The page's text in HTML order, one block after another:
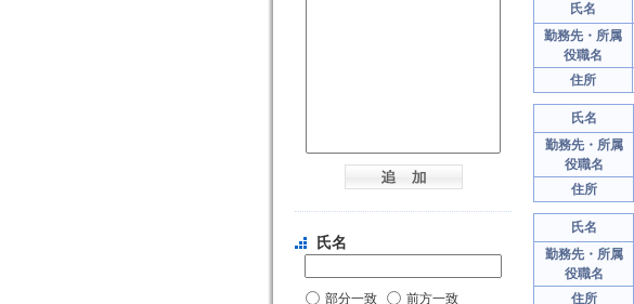
氏名
部分一致 前方一致
氏名
勤務先・所属
役職名
住所
氏名
勤務先・所属
役職名
住所
氏名
勤務先・所属
役職名
住所